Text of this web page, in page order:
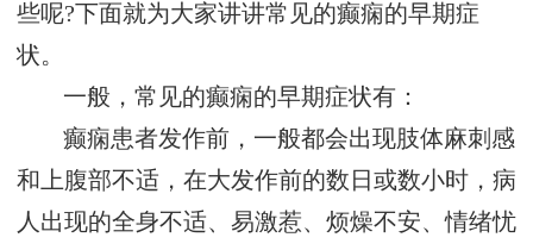
些呢?下面就为大家讲讲常见的癫痫的早期症
状。
一般，常见的癫痫的早期症状有：
癫痫患者发作前，一般都会出现肢体麻刺感
和上腹部不适，在大发作前的数日或数小时，病
人出现的全身不适、易激惹、烦燥不安、情绪忧